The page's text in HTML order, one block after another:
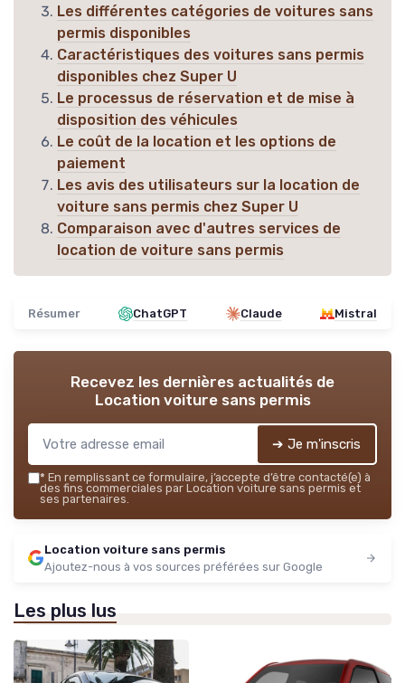
Les différentes catégories de voitures sans
permis disponibles
Caractéristiques des voitures sans permis
disponibles chez Super U
Le processus de réservation et de mise à
disposition des véhicules
Le coût de la location et les options de
paiement
Les avis des utilisateurs sur la location de
voiture sans permis chez Super U
Comparaison avec d'autres services de
location de voiture sans permis
Résumer ChatGPT Claude Mistral
Recevez les dernières actualités de
Location voiture sans permis
➔ Je m'inscris
* En remplissant ce formulaire, j’accepte d’être contacté(e) à
des fins commerciales par Location voiture sans permis et
ses partenaires.
Location voiture sans permis
Ajoutez-nous à vos sources préférées sur Google
Les plus lus